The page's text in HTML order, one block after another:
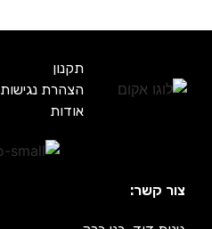
תקנון
הצהרת נגישות
אודות
צור קשר: